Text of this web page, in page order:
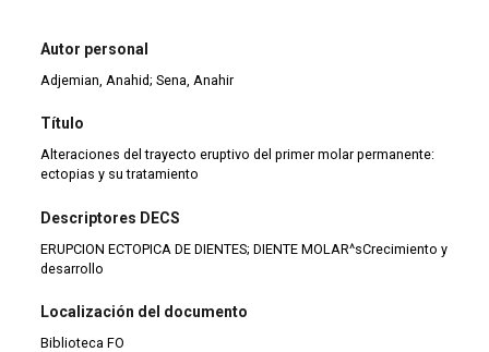
Autor personal
Adjemian, Anahid; Sena, Anahir
Título
Alteraciones del trayecto eruptivo del primer molar permanente:
ectopias y su tratamiento
Descriptores DECS
ERUPCION ECTOPICA DE DIENTES; DIENTE MOLAR^sCrecimiento y
desarrollo
Localización del documento
Biblioteca FO